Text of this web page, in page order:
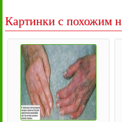
Картинки с похожим